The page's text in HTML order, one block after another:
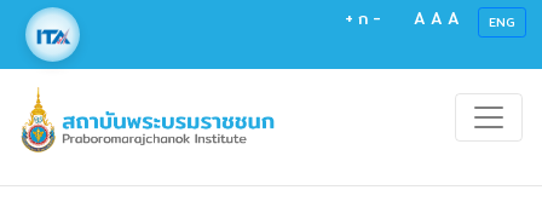
+ ก - A A A ENG